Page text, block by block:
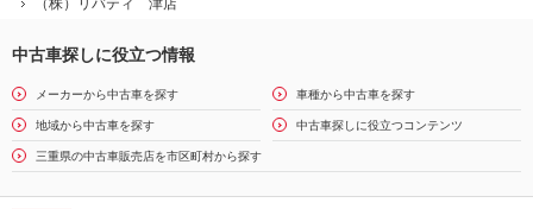
（株）リバティ 津店
中古車探しに役立つ情報
メーカーから中古車を探す 車種から中古車を探す
地域から中古車を探す 中古車探しに役立つコンテンツ
三重県の中古車販売店を市区町村から探す